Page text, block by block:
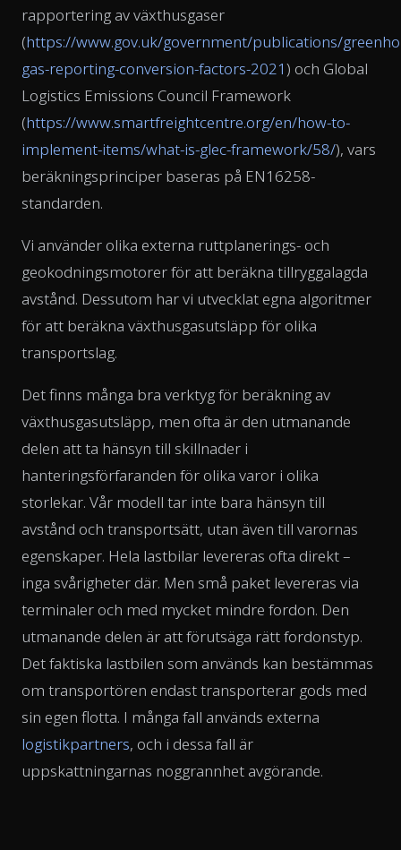
rapportering av växthusgaser
(https://www.gov.uk/government/publications/
gas-reporting-conversion-factors-2021) och Global
Logistics Emissions Council Framework
(https://www.smartfreightcentre.org/en/how-to-
implement-items/what-is-glec-framework/58/), vars
beräkningsprinciper baseras på EN16258-
standarden.
Vi använder olika externa ruttplanerings- och
geokodningsmotorer för att beräkna tillryggalagda
avstånd. Dessutom har vi utvecklat egna algoritmer
för att beräkna växthusgasutsläpp för olika
transportslag.
Det finns många bra verktyg för beräkning av
växthusgasutsläpp, men ofta är den utmanande
delen att ta hänsyn till skillnader i
hanteringsförfaranden för olika varor i olika
storlekar. Vår modell tar inte bara hänsyn till
avstånd och transportsätt, utan även till varornas
egenskaper. Hela lastbilar levereras ofta direkt –
inga svårigheter där. Men små paket levereras via
terminaler och med mycket mindre fordon. Den
utmanande delen är att förutsäga rätt fordonstyp.
Det faktiska lastbilen som används kan bestämmas
om transportören endast transporterar gods med
sin egen flotta. I många fall används externa
logistikpartners, och i dessa fall är
uppskattningarnas noggrannhet avgörande.